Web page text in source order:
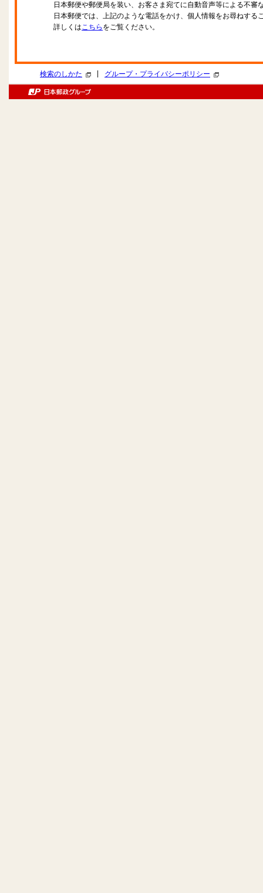
日本郵便や郵便局を装い、お客さま宛てに自動音声等による不審
日本郵便では、上記のような電話をかけ、個人情報をお尋ねする
詳しくはこちら をご覧ください。
検索のしかた グループ・プライバシーポリシー